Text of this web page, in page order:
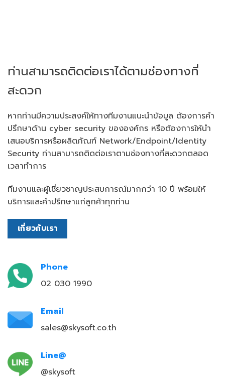
ท่านสามารถติดต่อเราได้ตามช่องทางที่
สะดวก
หากท่านมีความประสงค์ให้ทางทีมงานแนะนำข้อมูล ต้องการคำ
ปรึกษาด้าน cyber security ขององค์กร หรือต้องการให้นำ
เสนอบริการหรือผลิตภัณฑ์ Network/Endpoint/Identity
Security ท่านสามารถติดต่อเราตามช่องทางที่สะดวกตลอด
เวลาทำการ
ทีมงานและผู้เชี่ยวชาญประสบการณ์มากกว่า 10 ปี พร้อมให้
บริการและคำปรึกษาแก่ลูกค้าทุกท่าน
เกี่ยวกับเรา
Phone
02 030 1990
Email
sales@skysoft.co.th
Line@
@skysoft